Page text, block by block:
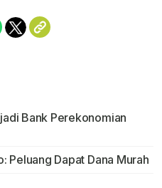
Bank Perekonomian
Peluang Dapat Dana Murah